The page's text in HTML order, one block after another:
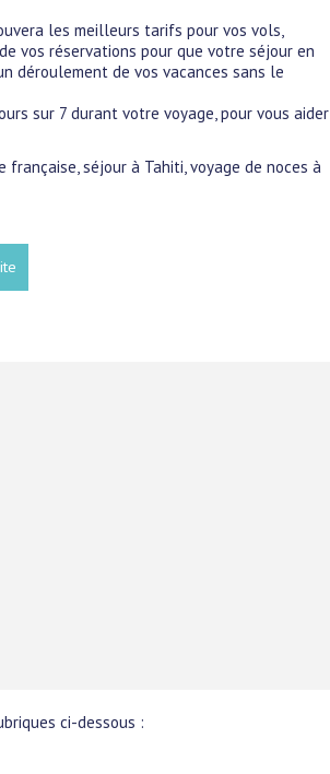
les meilleurs tarifs pour vos vols,
vos réservations pour que votre séjour en
déroulement de vos vacances sans le
sur 7 durant votre voyage, pour vous aider
française, séjour à Tahiti, voyage de noces à
ci-dessous :